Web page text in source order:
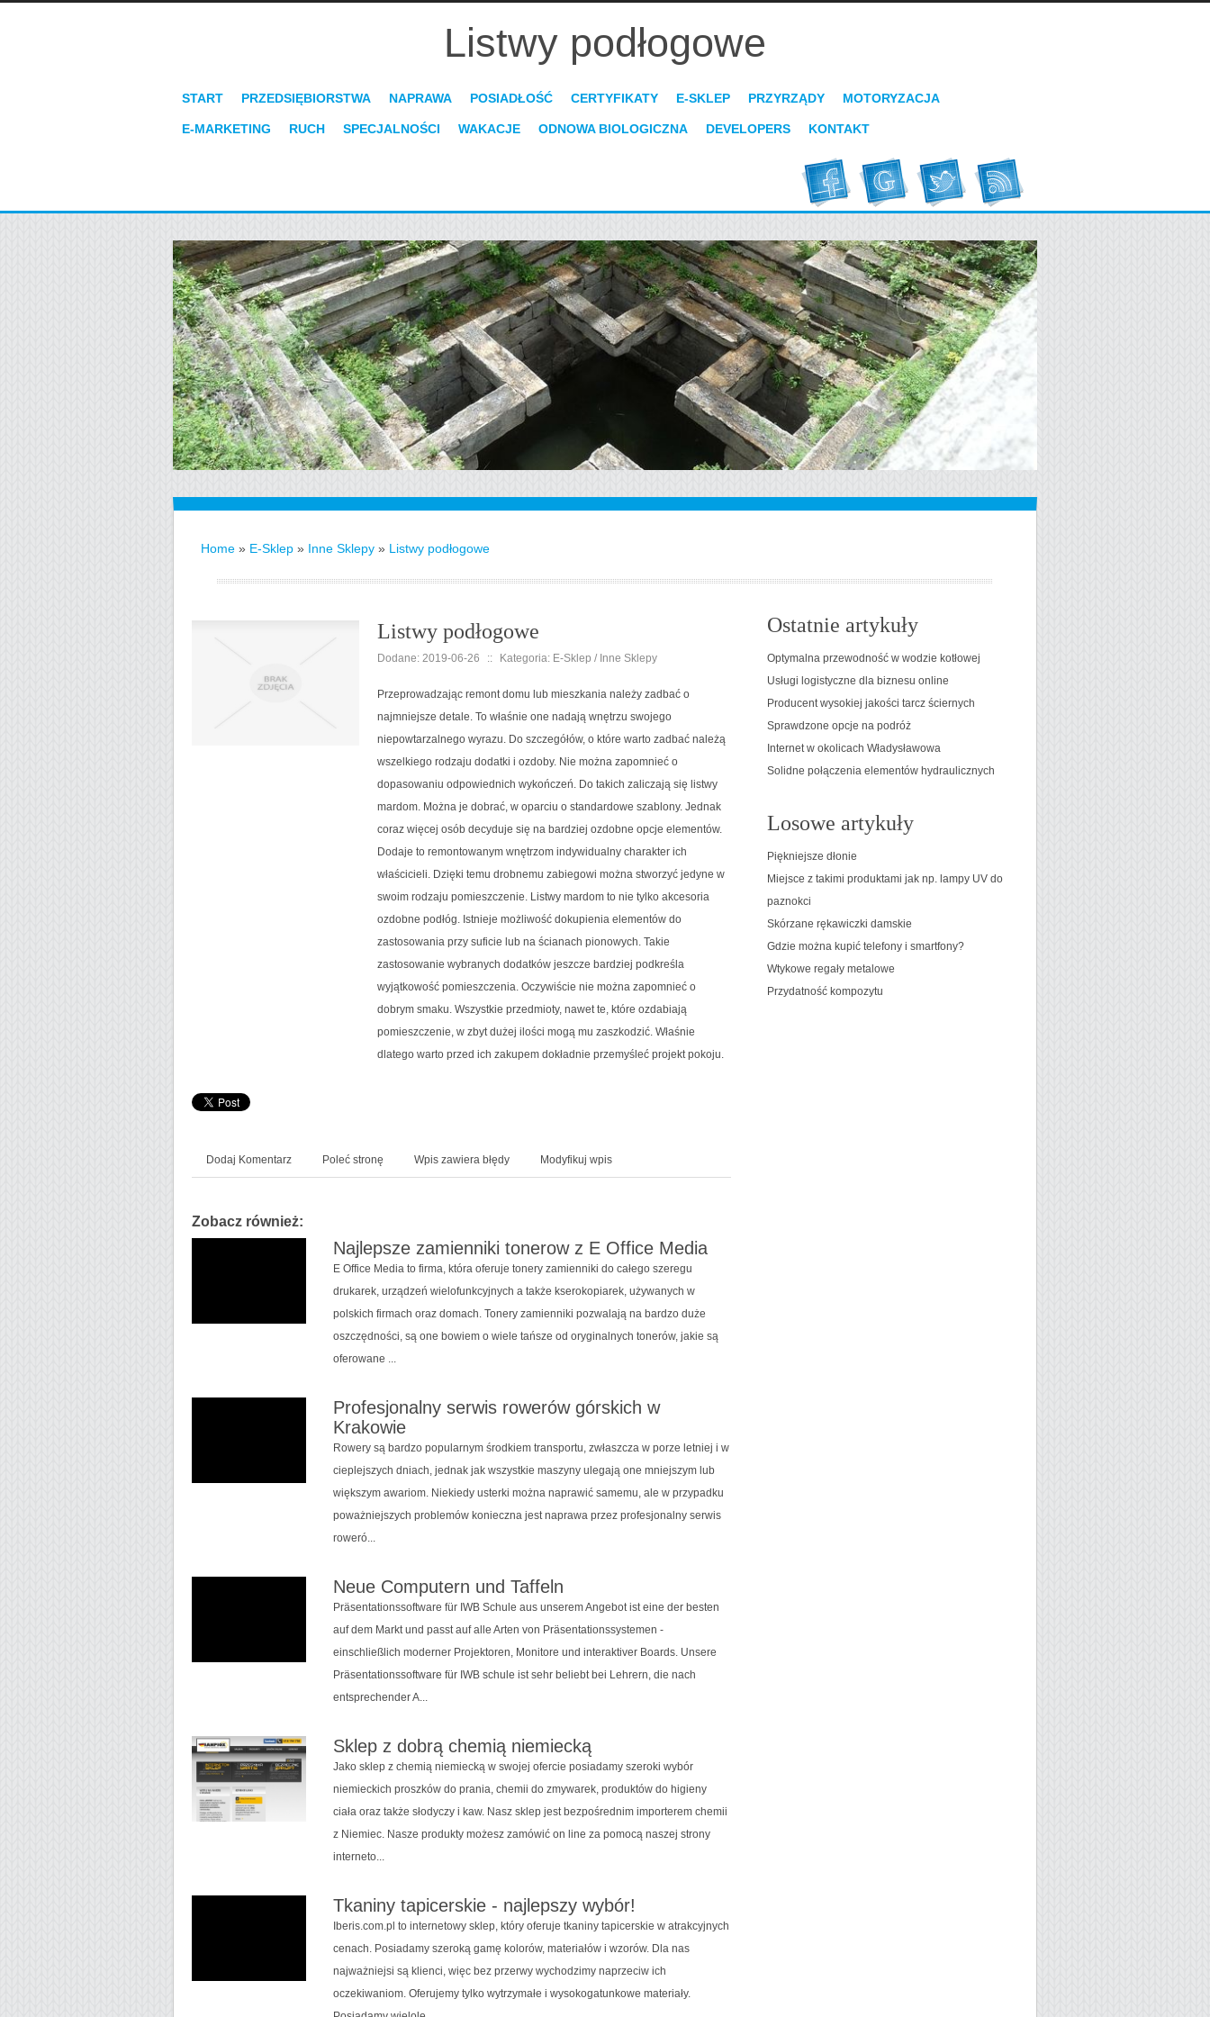
Listwy podłogowe
START PRZEDSIĘBIORSTWA NAPRAWA POSIADŁOŚĆ CERTYFIKATY E-SKLEP PRZYRZĄDY MOTORYZACJA
E-MARKETING RUCH SPECJALNOŚCI WAKACJE ODNOWA BIOLOGICZNA DEVELOPERS KONTAKT
Home » E-Sklep » Inne Sklepy » Listwy podłogowe
Listwy podłogowe
Dodane: 2019-06-26 :: Kategoria: E-Sklep / Inne Sklepy
Przeprowadzając remont domu lub mieszkania należy zadbać o
najmniejsze detale. To właśnie one nadają wnętrzu swojego
niepowtarzalnego wyrazu. Do szczegółów, o które warto zadbać należą
wszelkiego rodzaju dodatki i ozdoby. Nie można zapomnieć o
dopasowaniu odpowiednich wykończeń. Do takich zaliczają się listwy
mardom. Można je dobrać, w oparciu o standardowe szablony. Jednak
coraz więcej osób decyduje się na bardziej ozdobne opcje elementów.
Dodaje to remontowanym wnętrzom indywidualny charakter ich
właścicieli. Dzięki temu drobnemu zabiegowi można stworzyć jedyne w
swoim rodzaju pomieszczenie. Listwy mardom to nie tylko akcesoria
ozdobne podłóg. Istnieje możliwość dokupienia elementów do
zastosowania przy suficie lub na ścianach pionowych. Takie
zastosowanie wybranych dodatków jeszcze bardziej podkreśla
wyjątkowość pomieszczenia. Oczywiście nie można zapomnieć o
dobrym smaku. Wszystkie przedmioty, nawet te, które ozdabiają
pomieszczenie, w zbyt dużej ilości mogą mu zaszkodzić. Właśnie
dlatego warto przed ich zakupem dokładnie przemyśleć projekt pokoju.
Dodaj Komentarz Poleć stronę Wpis zawiera błędy Modyfikuj wpis
Zobacz również:
Najlepsze zamienniki tonerow z E Office Media
E Office Media to firma, która oferuje tonery zamienniki do całego szeregu
drukarek, urządzeń wielofunkcyjnych a także kserokopiarek, używanych w
polskich firmach oraz domach. Tonery zamienniki pozwalają na bardzo duże
oszczędności, są one bowiem o wiele tańsze od oryginalnych tonerów, jakie są
oferowane ...
Profesjonalny serwis rowerów górskich w
Krakowie
Rowery są bardzo popularnym środkiem transportu, zwłaszcza w porze letniej i w
cieplejszych dniach, jednak jak wszystkie maszyny ulegają one mniejszym lub
większym awariom. Niekiedy usterki można naprawić samemu, ale w przypadku
poważniejszych problemów konieczna jest naprawa przez profesjonalny serwis
roweró...
Neue Computern und Taffeln
Präsentationssoftware für IWB Schule aus unserem Angebot ist eine der besten
auf dem Markt und passt auf alle Arten von Präsentationssystemen -
einschließlich moderner Projektoren, Monitore und interaktiver Boards. Unsere
Präsentationssoftware für IWB schule ist sehr beliebt bei Lehrern, die nach
entsprechender A...
Sklep z dobrą chemią niemiecką
Jako sklep z chemią niemiecką w swojej ofercie posiadamy szeroki wybór
niemieckich proszków do prania, chemii do zmywarek, produktów do higieny
ciała oraz także słodyczy i kaw. Nasz sklep jest bezpośrednim importerem chemii
z Niemiec. Nasze produkty możesz zamówić on line za pomocą naszej strony
interneto...
Tkaniny tapicerskie - najlepszy wybór!
Iberis.com.pl to internetowy sklep, który oferuje tkaniny tapicerskie w atrakcyjnych
cenach. Posiadamy szeroką gamę kolorów, materiałów i wzorów. Dla nas
najważniejsi są klienci, więc bez przerwy wychodzimy naprzeciw ich
oczekiwaniom. Oferujemy tylko wytrzymałe i wysokogatunkowe materiały.
Ostatnie artykuły
Optymalna przewodność w wodzie kotłowej
Usługi logistyczne dla biznesu online
Producent wysokiej jakości tarcz ściernych
Sprawdzone opcje na podróż
Internet w okolicach Władysławowa
Solidne połączenia elementów hydraulicznych
Losowe artykuły
Piękniejsze dłonie
Miejsce z takimi produktami jak np. lampy UV do
paznokci
Skórzane rękawiczki damskie
Gdzie można kupić telefony i smartfony?
Wtykowe regały metalowe
Przydatność kompozytu